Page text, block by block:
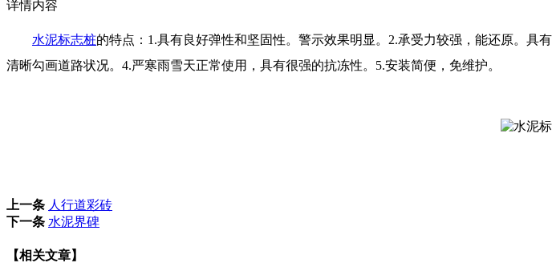
详情内容
水泥标志桩的特点：1.具有良好弹性和坚固性。警示效果明显。2.承受力较强，能还原。具
清晰勾画道路状况。4.严寒雨雪天正常使用，具有很强的抗冻性。5.安装简便，免维护。
上一条 人行道彩砖
下一条 水泥界碑
【相关文章】